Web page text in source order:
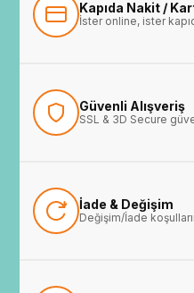
Kapıda Nakit /
İster online, ister
Güvenli Alışveriş
SSL & 3D Secure
İade & Değişim
Değişim/İade